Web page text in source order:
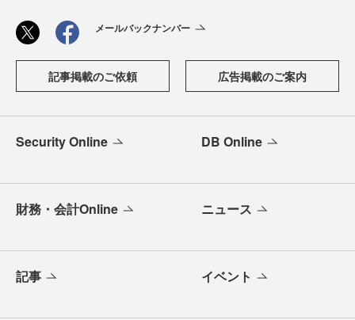
メールバックナンバー
記事掲載のご依頼 広告掲載のご案内
Security Online DB Online
財務・会計Online ニュース
記事 イベント